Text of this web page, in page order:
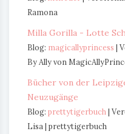
Ramona
Milla Gorilla - Lotte
Blog: magicallyprincess
By Ally von
Bücher von der
Neuzugänge
Blog: prettytigerbuch
Lisa | prettytigerbuch